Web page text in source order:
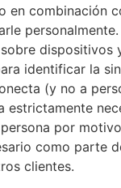
en combinación
dispositivos
identificar la
(y no a
estrictamente
por
como parte
clientes.